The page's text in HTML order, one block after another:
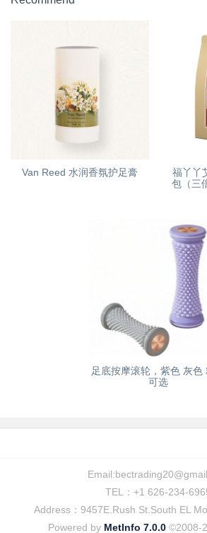
Van Reed 水润香氛护足膏
福丫丫
包（三
足底按摩滚轮，紫色 灰色
可选
Email:
TEL：+1 626-234-
Address：9457E.Rush St.South EL
Powered by MetInfo 7.0.0 ©2008-